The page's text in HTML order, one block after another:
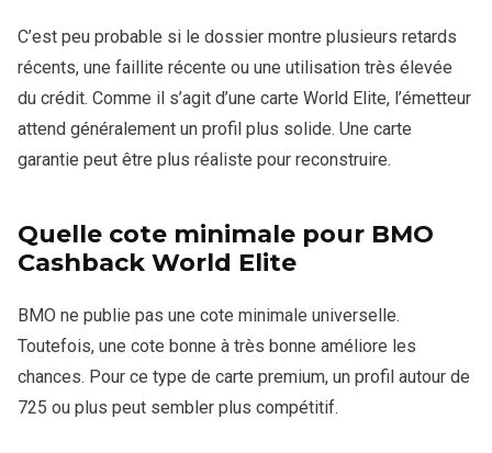
C’est peu probable si le dossier montre plusieurs retards
récents, une faillite récente ou une utilisation très élevée
du crédit. Comme il s’agit d’une carte World Elite, l’émetteur
attend généralement un profil plus solide. Une carte
garantie peut être plus réaliste pour reconstruire.
Quelle cote minimale pour BMO
Cashback World Elite
BMO ne publie pas une cote minimale universelle.
Toutefois, une cote bonne à très bonne améliore les
chances. Pour ce type de carte premium, un profil autour de
725 ou plus peut sembler plus compétitif.